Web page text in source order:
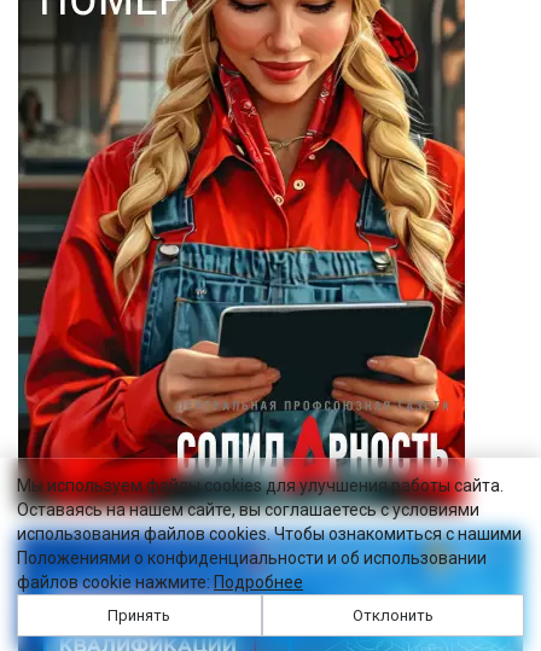
Мы используем файлы cookies для улучшения работы сайта.
Оставаясь на нашем сайте, вы соглашаетесь с условиями
использования файлов cookies. Чтобы ознакомиться с нашими
Положениями о конфиденциальности и об использовании
файлов cookie нажмите: Подробнее
Принять Отклонить